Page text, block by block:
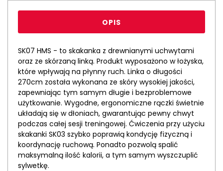
OPIS
SK07 HMS - to skakanka z drewnianymi uchwytami
oraz ze skórzaną linką. Produkt wyposażono w łożyska,
które wpływają na płynny ruch. Linka o długości
270cm została wykonana ze skóry wysokiej jakości,
zapewniając tym samym długie i bezproblemowe
użytkowanie. Wygodne, ergonomiczne rączki świetnie
układają się w dłoniach, gwarantując pewny chwyt
podczas całej sesji treningowej. Ćwiczenia przy użyciu
skakanki SK03 szybko poprawią kondycję fizyczną i
koordynację ruchową. Ponadto pozwolą spalić
maksymalną ilość kalorii, a tym samym wyszczuplić
sylwetkę.